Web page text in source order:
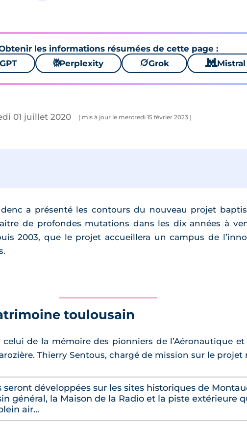
les informations résumées de cette page :
⚙Perplexity 🪐Grok 🐱 Mistral
01 juillet 2020 [ mis à jour le mercredi 15 février 2023 ]
a présenté les contours du nouveau projet
de profondes mutations dans les dix années à
2003, que le projet accueillera un campus de
toulousain
de la mémoire des pionniers de l’Aéronautique
Thierry Sentous, chargé de mission sur le projet
développées sur les sites historiques de
général, la Maison de la Radio et la piste extérieure
air...